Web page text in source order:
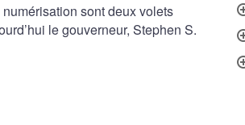
sont deux volets
le gouverneur, Stephen S.